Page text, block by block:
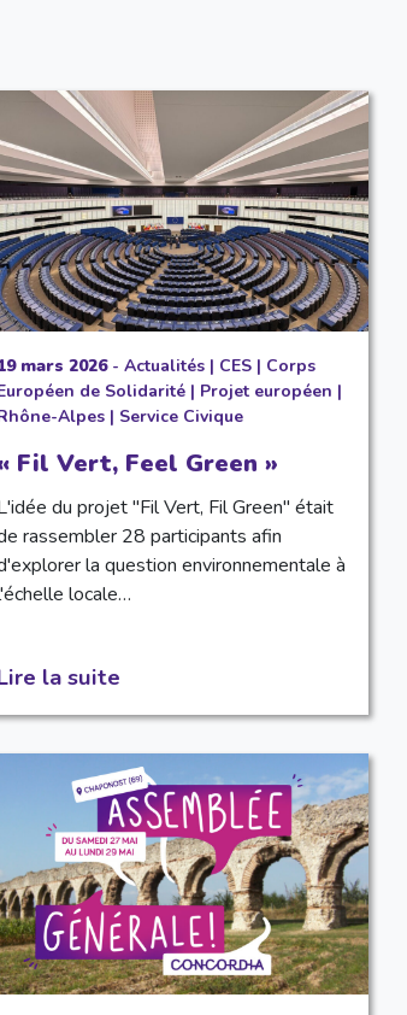
mars 2026-Actualités | CES | Corps
de Solidarité | Projet européen |
Alpes | Service Civique
Fil Vert, Feel Green »
du projet "Fil Vert, Fil Green" était
rassembler 28 participants afin
la question environnementale à
locale…
la suite